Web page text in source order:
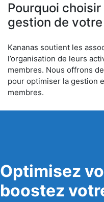
Pourquoi
gestion de
Kananas soutient les
l’organisation de leurs
membres. Nous offrons
pour optimiser la gestion
membres.
Optimisez
boostez